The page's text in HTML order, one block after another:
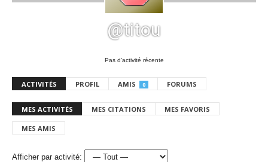
@titou
Pas d’activité récente
ACTIVITÉS PROFIL AMIS 0 FORUMS
MES ACTIVITÉS MES CITATIONS MES FAVORIS
MES AMIS
Afficher par activité: